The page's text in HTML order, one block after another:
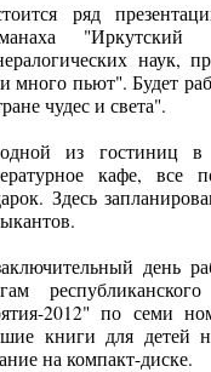
ряд
наук,
много пьют". Будет
чудес и света".
из гостиниц в
кафе, все
Здесь
день
2012" по семи
книги для детей
на компакт-диске.